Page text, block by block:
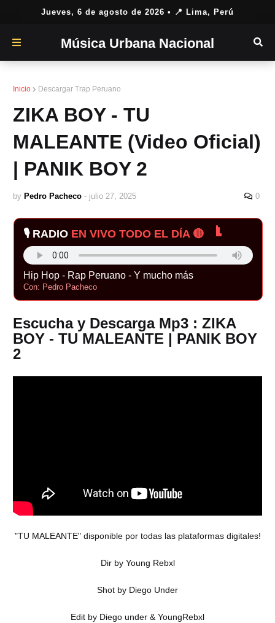
Jueves, 6 de agosto de 2026 • 📍 Lima, Perú
Música Urbana Nacional
Inicio Descargar Trap Peruano
ZIKA BOY - TU
MALEANTE (Video Oficial)
| PANIK BOY 2
by Pedro Pacheco - julio 27, 2025 0
🎙️ RADIO EN VIVO TODO EL DÍA 🔴
Hip Hop - Rap Peruano - Y mucho más
Con: Pedro Pacheco
Escucha y Descarga Mp3 : ZIKA
BOY - TU MALEANTE | PANIK BOY
2
"TU MALEANTE" disponible por todas las plataformas digitales!
Dir by Young Rebxl
Shot by Diego Under
Edit by Diego under & YoungRebxl